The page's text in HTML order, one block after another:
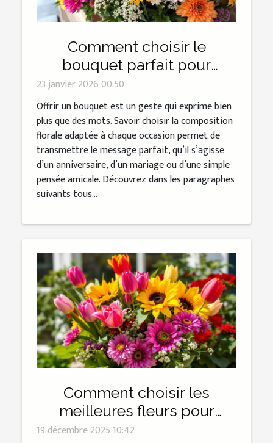
Comment choisir le
bouquet parfait pour
chaque occasion ?
23 janvier 2026 00:50
Offrir un bouquet est un geste qui exprime bien
plus que des mots. Savoir choisir la composition
florale adaptée à chaque occasion permet de
transmettre le message parfait, qu’il s’agisse
d’un anniversaire, d’un mariage ou d’une simple
pensée amicale. Découvrez dans les paragraphes
suivants tous...
Comment choisir les
meilleures fleurs pour
chaque saison ?
19 décembre 2025 10:42